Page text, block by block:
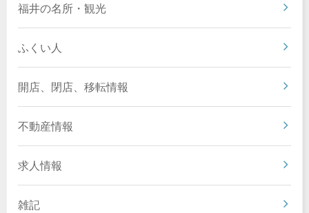
福井の名所・観光
ふくい人
開店、閉店、移転情報
不動産情報
求人情報
雑記